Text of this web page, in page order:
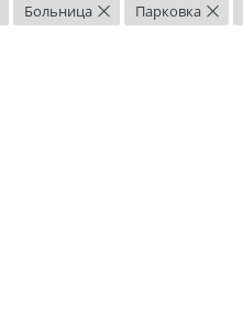
Больница × Парковка ×